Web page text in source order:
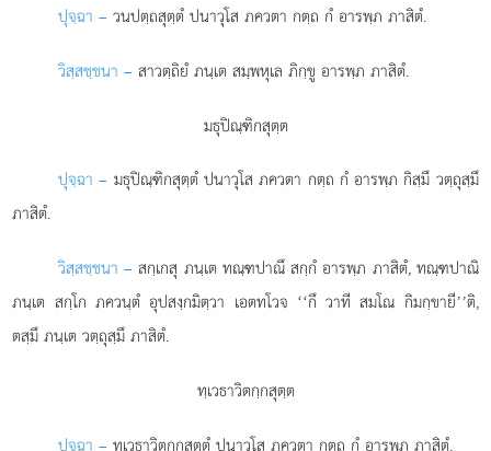
ปุจฺฉา – วนปตฺถสุตฺตํปนาวุโส ภควตา กตฺถ กํ อารพฺภ ภาสิตํ.
วิสฺสชฺชนา – สาวตฺถิยํ ภนฺเต สมฺพหุเล ภิกฺขู อารพฺภ ภาสิตํ.
มธุปิณฺฑิกสุตฺต
ปุจฺฉา – มธุปิณฺฑิกสุตฺตํ ปนาวุโส ภควตา กตฺถ กํ อารพฺภ กิสฺมึ วตฺถุสฺมึ
ภาสิตํ.
วิสฺสชฺชนา – สกฺเกสุ ภนฺเต ทณฺฑปาณึ สกฺกํ อารพฺภ ภาสิตํ, ทณฺฑปาณิ
ภนฺเต สกฺโก ภควนฺตํ อุปสงฺกมิตฺวา เอตทโวจ ‘‘กึ วาที สมโณ กิมกฺขายี’’ติ,
ตสฺมึ ภนฺเต วตฺถุสฺมึ ภาสิตํ.
ทฺเวธาวิตกฺกสุตฺต
ปุจฺฉา – ทฺเวธาวิตกฺกสุตฺตํปนาวุโส ภควตา กตฺถ กํ อารพฺภ ภาสิตํ.